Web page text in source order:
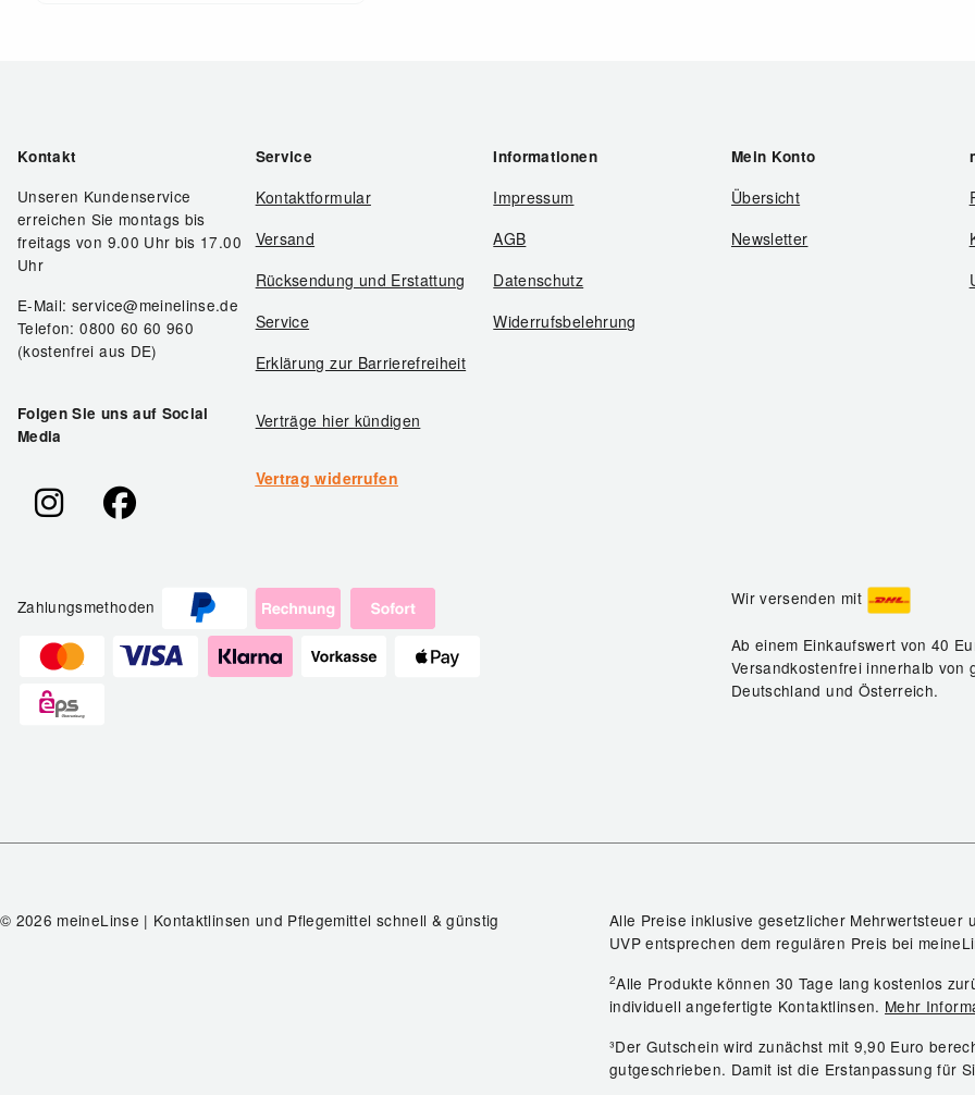
Kontakt
Unseren Kundenservice
erreichen Sie montags bis
freitags von 9.00 Uhr bis 17.00
Uhr
E-Mail: service@meinelinse.de
Telefon: 0800 60 60 960
(kostenfrei aus DE)
Folgen Sie uns auf Social
Media
Service
Kontaktformular
Versand
Rücksendung und Erstattung
Service
Erklärung zur Barrierefreiheit
Verträge hier kündigen
Vertrag widerrufen
Informationen
Impressum
AGB
Datenschutz
Widerrufsbelehrung
Mein Konto
Übersicht
Newsletter
Zahlungsmethoden Wir versenden mit
Ab einem Einkaufswert von 40
Versandkostenfrei innerhalb von
Deutschland und Österreich.
© 2026 meineLinse | Kontaktlinsen und Pflegemittel schnell & günstig
Alle Preise inklusive gesetzlicher Mehrwertsteuer
UVP entsprechen dem regulären Preis bei
2Alle Produkte können 30 Tage lang kostenlos
individuell angefertigte Kontaktlinsen. Mehr
³Der Gutschein wird zunächst mit 9,90 Euro
gutgeschrieben. Damit ist die Erstanpassung für